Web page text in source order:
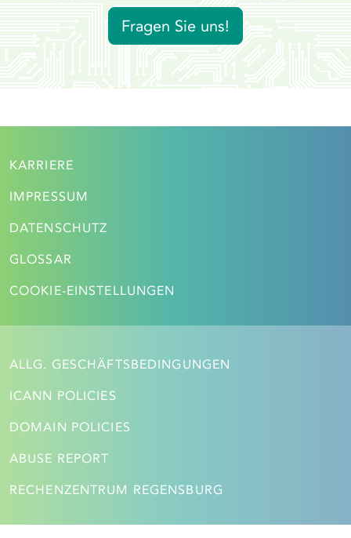
Fragen Sie uns!
KARRIERE
IMPRESSUM
DATENSCHUTZ
GLOSSAR
COOKIE-EINSTELLUNGEN
ALLG. GESCHÄFTSBEDINGUNGEN
ICANN POLICIES
DOMAIN POLICIES
ABUSE REPORT
RECHENZENTRUM REGENSBURG